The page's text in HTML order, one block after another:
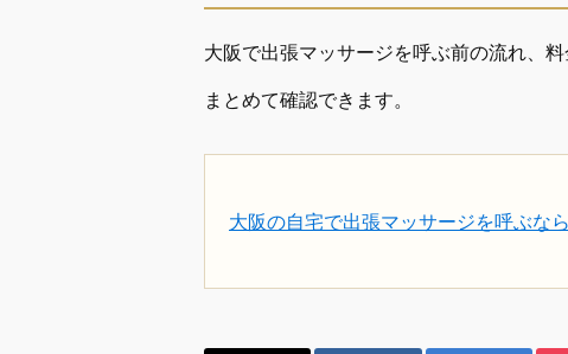
大阪で出張マッサージを呼ぶ前の流れ、
まとめて確認できます。
大阪の自宅で出張マッサージを呼ぶな